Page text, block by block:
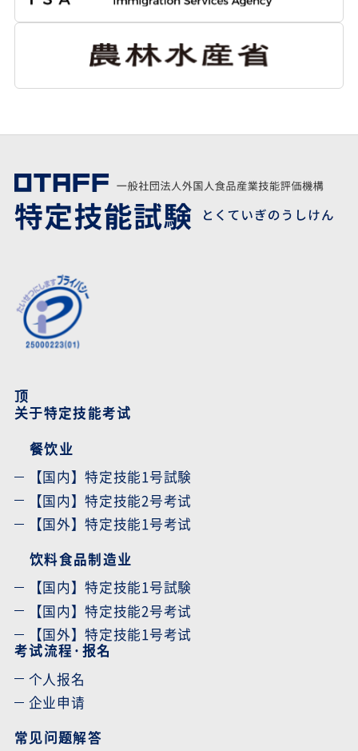
顶
关于特定技能考试
餐饮业
【国内】特定技能1号試験
【国内】特定技能2号考试
【国外】特定技能1号考试
饮料食品制造业
【国内】特定技能1号試験
【国内】特定技能2号考试
【国外】特定技能1号考试
考试流程·报名
个人报名
企业申请
常见问题解答